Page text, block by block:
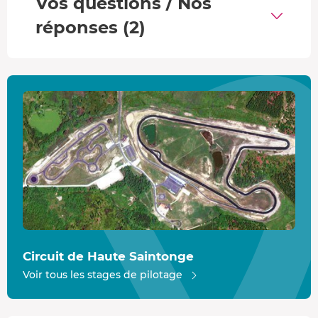
17h45 : Remise des diplômes.
Formule 1. Elle est considérée comme l'anti chambre vers
cette discipline. Équipéed'une coque carbone et d'un
moteur 4 cylindres de 16 soupapes, elle développe 200 CV
pour 490 kg seulement.
A puissance maximale,elle atteint les 7 000 tr/mn à 250
km/h. Avec sa boîte de vitesse séquentielle 6 rapports
avec palette et son allure définitivement F1, elle a tout
d'une grande du milieu.
réponses (2)
Circuit de Haute Saintonge
Voir tous les stages de pilotage